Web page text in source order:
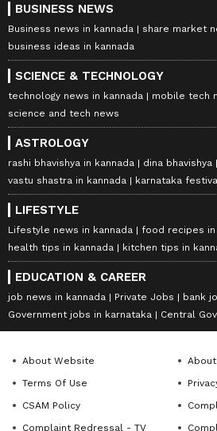
BUSINESS NEWS
Business news in kannada
share market
business ideas in kannada
SCIENCE & TECHNOLOGY
technology news in kannada
mobile tech
science and tech news
ASTROLOGY
rashi bhavishya in kannada dina bhavishya
vastu shastra in kannada
karnataka
LIFESTYLE
Lifestyle news in kannada
food recipes in
health tips in kannada
kitchen tips in
EDUCATION & CAREER
job news in kannada Private Jobs
bank
Government jobs in karnataka
Central
About Website
About
Terms Of Use
CSAM Policy
Complaint Redressal - TV